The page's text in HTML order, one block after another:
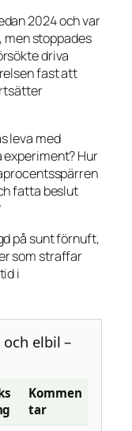
2024 och var
stoppades
driva
fast att
leva med
Hur
fatta beslut
på sunt förnuft,
som straffar
i
och elbil –
Kommen
tar